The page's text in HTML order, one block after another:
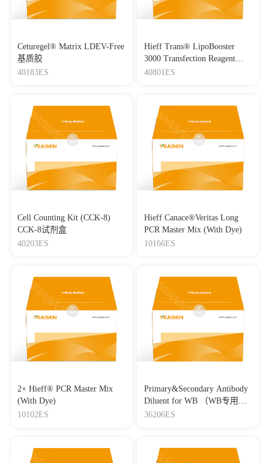
Ceturegel® Matrix LDEV-Free
基质胶
40183ES
Hieff Trans® LipoBooster
3000 Transfection Reagent
Lipo3000转染试剂
40801ES
Cell Counting Kit (CCK-8)
CCK-8试剂盒
40203ES
Hieff Canace®Veritas Long
PCR Master Mix (With Dye)
10166ES
2× Hieff® PCR Master Mix
(With Dye)
10102ES
Primary&Secondary Antibody
Diluent for WB （WB专用一
抗二抗稀释液）
36206ES